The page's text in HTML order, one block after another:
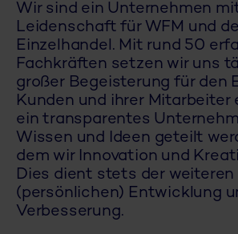
Wir sind ein Unternehmen
Leidenschaft für WFM und
Einzelhandel. Mit rund 50
Fachkräften setzen wir uns
großer Begeisterung für den
Kunden und ihrer Mitarbeiter
ein transparentes
Wissen und Ideen geteilt
dem wir Innovation und
Dies dient stets der weiteren
(persönlichen) Entwicklung
Verbesserung.